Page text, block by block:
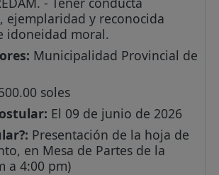
ejemplaridad y reconocida
idoneidad moral.
Municipalidad Provincial de
soles
El 09 de junio de 2026
Presentación de la hoja de
en Mesa de Partes de la
a 4:00 pm)